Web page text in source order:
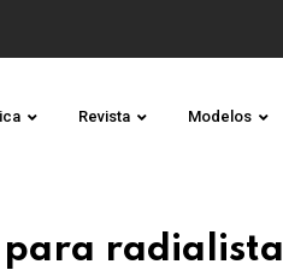
Revista Modelos
para radialista